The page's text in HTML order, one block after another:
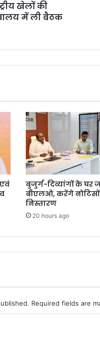
खेलों की
में ली बैठक
बुजुर्ग-दिव्यांगों के घर
बीएलओ, करेंगे
निस्तारण
20 hours ago
Required fields are